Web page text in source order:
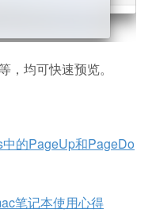
均可快速预览。
中的PageUp和PageDo
笔记本使用心得